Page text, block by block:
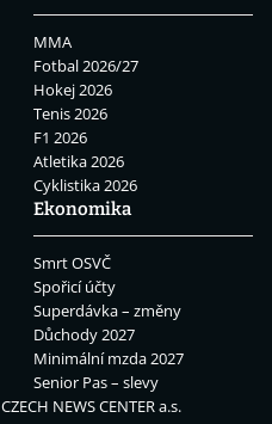
MMA
Fotbal 2026/27
Hokej 2026
Tenis 2026
F1 2026
Atletika 2026
Cyklistika 2026
Ekonomika
Smrt OSVČ
Spořicí účty
Superdávka – změny
Důchody 2027
Minimální mzda 2027
Senior Pas – slevy
CZECH NEWS CENTER a.s.